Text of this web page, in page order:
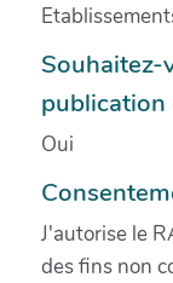
Souhaitez-
publication
Oui
J'autorise le
des fins non